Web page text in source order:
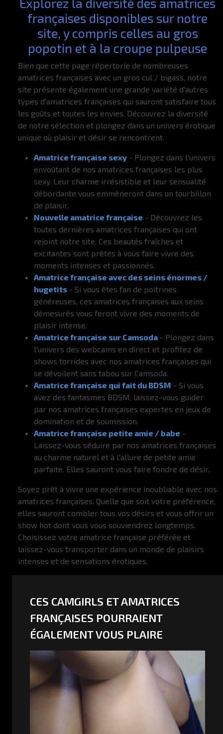
Explorez la diversité des amatrices
françaises disponibles sur notre
site, y compris celles au gros
popotin et à la croupe pulpeuse
Bien que cette page répertorie de nombreuses
amatrices françaises avec un gros cul / bigass, notre
site présente également une grande variété d'autres
types d'amatrices françaises qui sauront satisfaire tous
les goûts et toutes les envies. Découvrez la diversité
de notre sélection et plongez dans un univers érotique
unique où plaisir et désir se rencontrent.
Amatrice française sexy - Plongez dans l'univers
envoûtant de nos amatrices françaises les plus
sexy. Leur charme irrésistible et leur sensualité
débordante vous emmèneront dans un tourbillon
de plaisir.
Nouvelle amatrice française - Découvrez les
toutes dernières amatrices françaises qui ont
rejoint notre site. Ces beautés fraîches et
excitantes sont prêtes à vous faire vivre des
moments intenses et passionnés.
Amatrice française avec des seins énormes /
hugetits - Si vous êtes fan de poitrines
généreuses, ces amatrices françaises aux seins
démesurés vous feront vivre des moments de
plaisir intense.
Amatrice française sur Camsoda - Plongez dans
l'univers des webcams en direct et profitez de
shows torrides avec nos amatrices françaises qui
se dévoilent sans tabou sur Camsoda.
Amatrice française qui fait du BDSM - Si vous
avez des fantasmes BDSM, laissez-vous guider
par nos amatrices françaises expertes en jeux de
domination et de soumission.
Amatrice française petite amie / babe -
Laissez-vous séduire par nos amatrices françaises
au charme naturel et à l'allure de petite amie
parfaite. Elles sauront vous faire fondre de désir.
Soyez prêt à vivre une expérience inoubliable avec nos
amatrices françaises. Quelle que soit votre préférence,
elles sauront combler tous vos désirs et vous offrir un
show hot dont vous vous souviendrez longtemps.
Choisissez votre amatrice française préférée et
laissez-vous transporter dans un monde de plaisirs
intenses et de sensations érotiques.
CES CAMGIRLS ET AMATRICES
FRANÇAISES POURRAIENT
ÉGALEMENT VOUS PLAIRE